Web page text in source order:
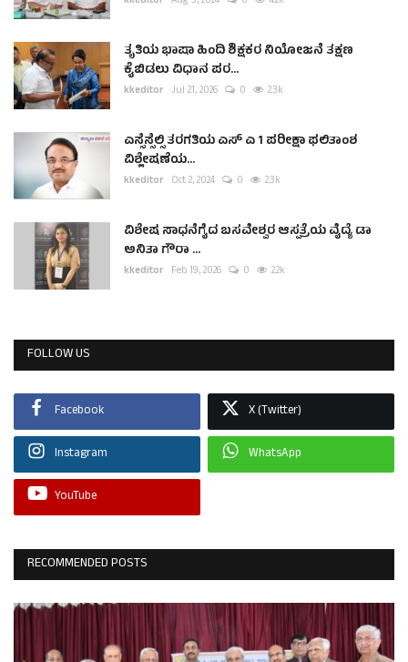
ತೃತಿಯ ಭಾಷಾ ಹಿಂದಿ ಶಿಕ್ಷಕರ ನಿಯೋಜನೆ ತಕ್ಷಣ
ಕೈಬಿಡಲು ವಿಧಾನ ಪರ...
kkeditor Jul 21, 2026 0 2.3k
ಎಸ್ಸೆಸ್ಸೆಲ್ಸಿ ತರಗತಿಯ ಎಸ್ ಎ 1 ಪರೀಕ್ಷಾ ಫಲಿತಾಂಶ
ವಿಶ್ಲೇಷಣೆಯ...
kkeditor Oct 2, 2024 0 2.3k
ವಿಶೇಷ ಸಾಧನೆಗೈದ ಬಸವೇಶ್ವರ ಆಸ್ಪತ್ರೆಯ ವೈದ್ಯೆ ಡಾ
ಅನಿತಾ ಗೌರಾ ...
kkeditor Feb 19, 2026 0 2.2k
FOLLOW US
Facebook X (Twitter)
Instagram WhatsApp
YouTube
RECOMMENDED POSTS